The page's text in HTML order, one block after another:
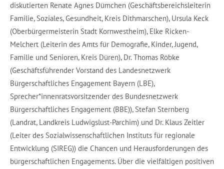
diskutierten Renate Agnes Dümchen (Geschäftsbereichsleiterin
Familie, Soziales, Gesundheit, Kreis Dithmarschen), Ursula Keck
(Oberbürgermeisterin Stadt Kornwestheim), Elke Ricken-
Melchert (Leiterin des Amts für Demografie, Kinder, Jugend,
Familie und Senioren, Kreis Düren), Dr. Thomas Röbke
(Geschäftsführender Vorstand des Landesnetzwerk
Bürgerschaftliches Engagement Bayern (LBE),
Sprecher*innenratsvorsitzender des Bundesnetzwerk
Bürgerschaftliches Engagement (BBE)), Stefan Sternberg
(Landrat, Landkreis Ludwigslust-Parchim) und Dr. Klaus Zeitler
(Leiter des Sozialwissenschaftlichen Instituts für regionale
Entwicklung (SIREG)) die Chancen und Herausforderungen des
bürgerschaftlichen Engagements. Über die vielfältigen positiven